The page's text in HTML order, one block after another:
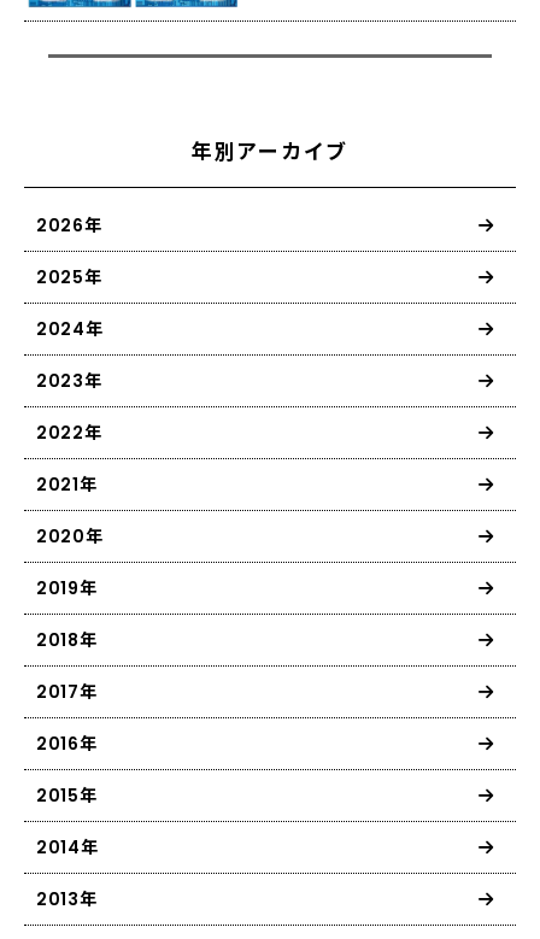
年別アーカイブ
2026年
2025年
2024年
2023年
2022年
2021年
2020年
2019年
2018年
2017年
2016年
2015年
2014年
2013年